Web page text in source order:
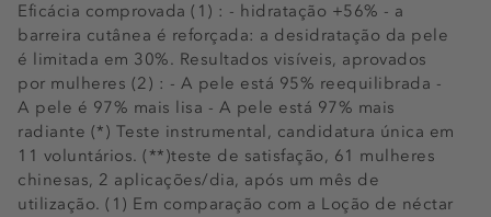
Eficácia comprovada (1) : - hidratação +56% - a
barreira cutânea é reforçada: a desidratação da pele
é limitada em 30%. Resultados visíveis, aprovados
por mulheres (2) : - A pele está 95% reequilibrada -
A pele é 97% mais lisa - A pele está 97% mais
radiante (*) Teste instrumental, candidatura única em
11 voluntários. (**)teste de satisfação, 61 mulheres
chinesas, 2 aplicações/dia, após um mês de
utilização. (1) Em comparação com a Loção de néctar